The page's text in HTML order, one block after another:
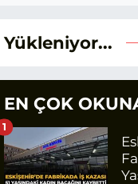
Yükleniyor...
EN ÇOK
1